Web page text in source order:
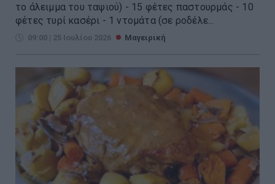
το άλειμμα του ταψιού) - 15 φέτες παστουρμάς - 10
φέτες τυρί κασέρι - 1 ντομάτα (σε ροδέλε...
09:00 | 25 Ιουλίου 2026 Μαγειρική